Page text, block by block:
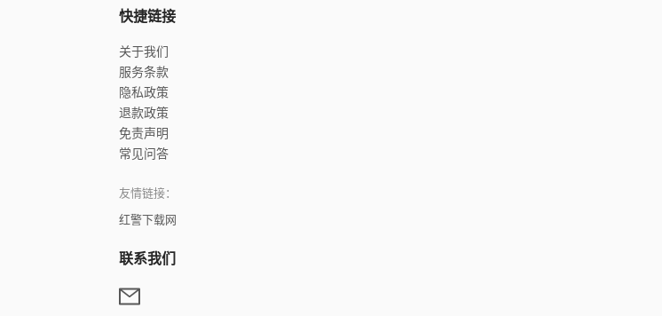
快捷链接
关于我们
服务条款
隐私政策
退款政策
免责声明
常见问答
友情链接：
红警下载网
联系我们